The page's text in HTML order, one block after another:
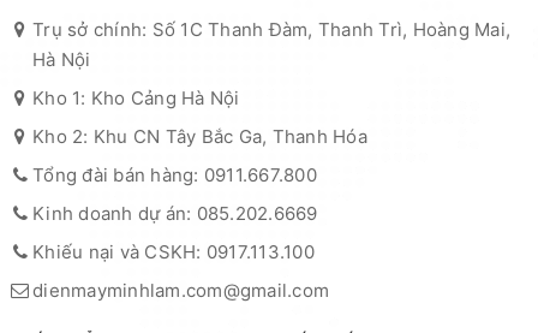
Trụ sở chính: Số 1C Thanh Đàm, Thanh Trì, Hoàng Mai,
Hà Nội
Kho 1: Kho Cảng Hà Nội
Kho 2: Khu CN Tây Bắc Ga, Thanh Hóa
Tổng đài bán hàng: 0911.667.800
Kinh doanh dự án: 085.202.6669
Khiếu nại và CSKH: 0917.113.100
dienmayminhlam.com@gmail.com